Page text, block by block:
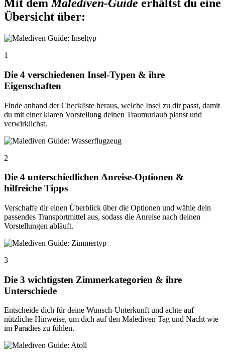
Mit dem Malediven-Guide erhältst du eine
Übersicht über:
1
Die 4 verschiedenen Insel-Typen & ihre
Eigenschaften
Finde anhand der Checkliste heraus, welche Insel zu dir passt, damit
du mit einer klaren Vorstellung deinen Traumurlaub planst und
verwirklichst.
2
Die 4 unterschiedlichen Anreise-Optionen &
hilfreiche Tipps
Verschaffe dir einen Überblick über die Optionen und wähle dein
passendes Transportmittel aus, sodass die Anreise nach deinen
Vorstellungen abläuft.
3
Die 3 wichtigsten Zimmerkategorien & ihre
Unterschiede
Entscheide dich für deine Wunsch-Unterkunft und achte auf
nützliche Hinweise, um dich auf den Malediven Tag und Nacht wie
im Paradies zu fühlen.